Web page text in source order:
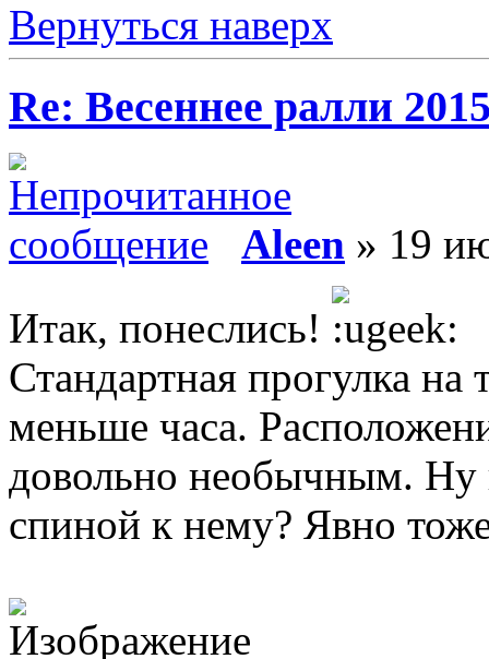
Вернуться наверх
Re: Весеннее ралли
Aleen » 19
Итак, понеслись!
Стандартная прогулка на
меньше часа.
довольно необычным. Ну
спиной к нему? Явно